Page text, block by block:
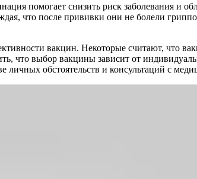
помогает снизить риск заболевания и
что после прививки они не болели
вакцин. Некоторые считают, что
что выбор вакцины зависит от
обстоятельств и консультаций с